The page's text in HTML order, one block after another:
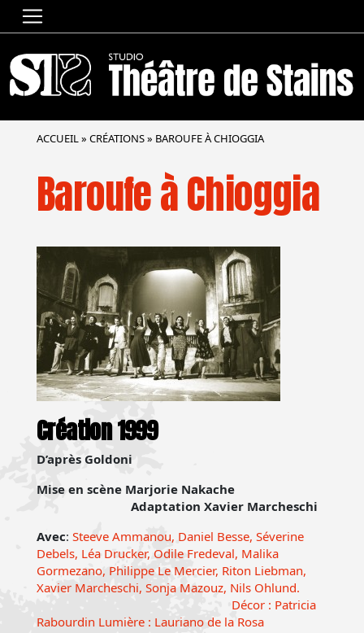
ACCUEIL» CRÉATIONS» BAROUFE À CHIOGGIA
Baroufe à Chioggia
Création 1999
D’après Goldoni
Mise en scène Marjorie Nakache
Adaptation Xavier Marcheschi
Avec: Steeve Ammanou, Daniel Besse, Séverine
Debels, Léa Drucker, Odile Fredeval, Malika
Gormezano, Philippe Le Mercier, Riton Liebman,
Xavier Marcheschi, Sonja Mazouz, Nils Ohlund.
Décor : Patricia
Rabourdin Lumière : Lauriano de la Rosa